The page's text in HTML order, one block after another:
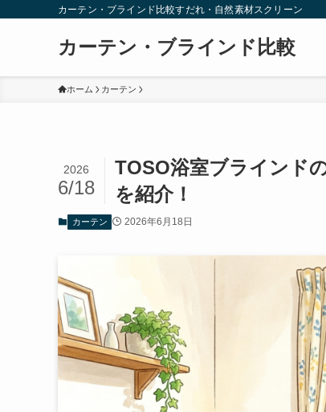
カーテン・ブラインド比較すだれ・自然素材スクリーン
カーテン・ブラインド比較
ホーム カーテン
TOSO浴室ブラインド
を紹介！
2026
6/18
カーテン 2026年6月18日